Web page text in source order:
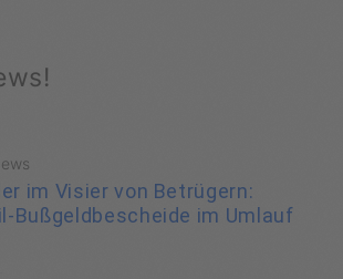
im Visier von Betrügern:
Bußgeldbescheide im Umlauf